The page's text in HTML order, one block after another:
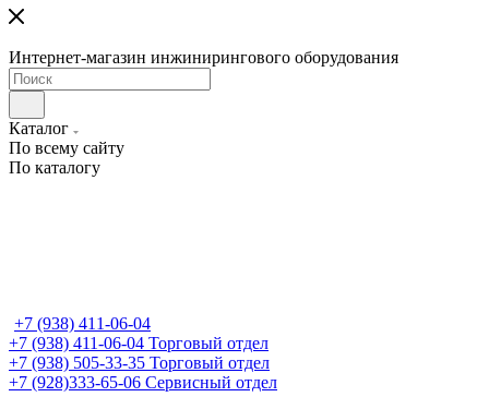
Интернет-магазин инжинирингового оборудования
Каталог
По всему сайту
По каталогу
+7 (938) 411-06-04
+7 (938) 411-06-04 Торговый отдел
+7 (938) 505-33-35 Торговый отдел
+7 (928)333-65-06 Сервисный отдел